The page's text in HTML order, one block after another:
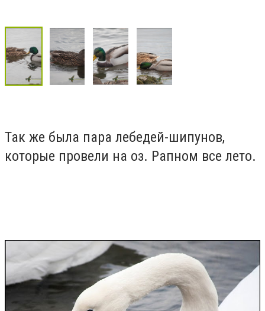
Так же была пара лебедей-шипунов,
которые провели на оз. Рапном все лето.